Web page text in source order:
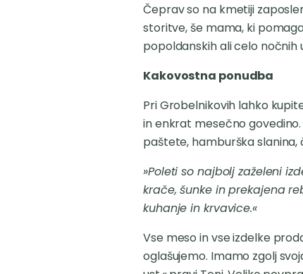
Čeprav so na kmetiji
storitve, še mama, ki
popoldanskih ali celo nočnih
Kakovostna ponudba
Pri Grobelnikovih lahko
in enkrat mesečno govedino.
paštete, hamburška slanina,
»Poleti so najbolj zaželeni
krače, šunke in prekajena
kuhanje in krvavice.«
Vse meso in vse izdelke
oglašujemo. Imamo zgolj